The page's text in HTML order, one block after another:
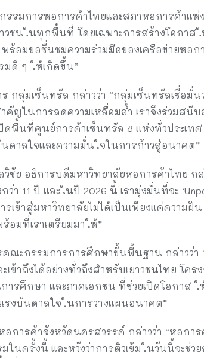
มการหอการค้าไทยและสภาหอการค้าแห่ง
นในทุกพื้นที่ โดยเฉพาะการสร้างโอกาสใ
อมขอชื่นชมความร่วมมือของเครือข่ายหอก
ดี ๆ ให้เกิดขึ้น”
ลุ่มเซ็นทรัล กล่าวว่า “กลุ่มเซ็นทรัลเชื่อมั่
ญในการลดความเหลื่อมล้ำ เราจึงร่วมสนั
พื้นที่ศูนย์การค้าเซ็นทรัล 8 แห่งทั่วประเทศ
าลใจและความมั่นใจในการก้าวสู่อนาคต”
ชัย อธิการบดีมหาวิทยาลัยหอการค้าไทย ก
ว่า 11 ปี และในปี 2026 นี้ เรามุ่งมั่นที่จะ
เข้าสู่มหาวิทยาลัยไม่ได้เป็นเพียงแค่ความ
อมที่เราเตรียมมาให้”
คณะกรรมการการศึกษาขั้นพื้นฐาน กล่าวว่
าถึงได้อย่างทั่วถึงสำหรับเยาวชนไทย โคร
รศึกษา และภาคเอกชน ที่ช่วยเปิดโอกาส ใ
รงบันดาลใจในการวางแผนอนาคต”
ารค้าจังหวัดนครสวรรค์ กล่าวว่า “หอกา
นครั้งนี้ และหวังว่าการติวเข้มในวันนี้จะช่ว